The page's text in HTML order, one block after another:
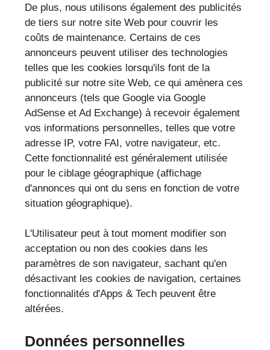
De plus, nous utilisons également des publicités
de tiers sur notre site Web pour couvrir les
coûts de maintenance. Certains de ces
annonceurs peuvent utiliser des technologies
telles que les cookies lorsqu'ils font de la
publicité sur notre site Web, ce qui amènera ces
annonceurs (tels que Google via Google
AdSense et Ad Exchange) à recevoir également
vos informations personnelles, telles que votre
adresse IP, votre FAI, votre navigateur, etc.
Cette fonctionnalité est généralement utilisée
pour le ciblage géographique (affichage
d'annonces qui ont du sens en fonction de votre
situation géographique).
L'Utilisateur peut à tout moment modifier son
acceptation ou non des cookies dans les
paramètres de son navigateur, sachant qu'en
désactivant les cookies de navigation, certaines
fonctionnalités d'Apps & Tech peuvent être
altérées.
Données personnelles